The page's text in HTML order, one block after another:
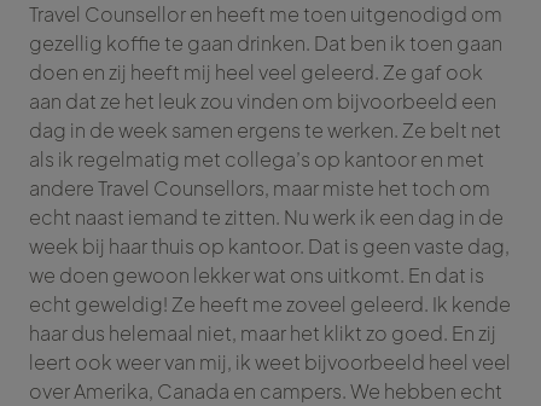
Travel Counsellor en heeft me toen uitgenodigd om
gezellig koffie te gaan drinken. Dat ben ik toen gaan
doen en zij heeft mij heel veel geleerd. Ze gaf ook
aan dat ze het leuk zou vinden om bijvoorbeeld een
dag in de week samen ergens te werken. Ze belt net
als ik regelmatig met collega’s op kantoor en met
andere Travel Counsellors, maar miste het toch om
echt naast iemand te zitten. Nu werk ik een dag in de
week bij haar thuis op kantoor. Dat is geen vaste dag,
we doen gewoon lekker wat ons uitkomt. En dat is
echt geweldig! Ze heeft me zoveel geleerd. Ik kende
haar dus helemaal niet, maar het klikt zo goed. En zij
leert ook weer van mij, ik weet bijvoorbeeld heel veel
over Amerika, Canada en campers. We hebben echt